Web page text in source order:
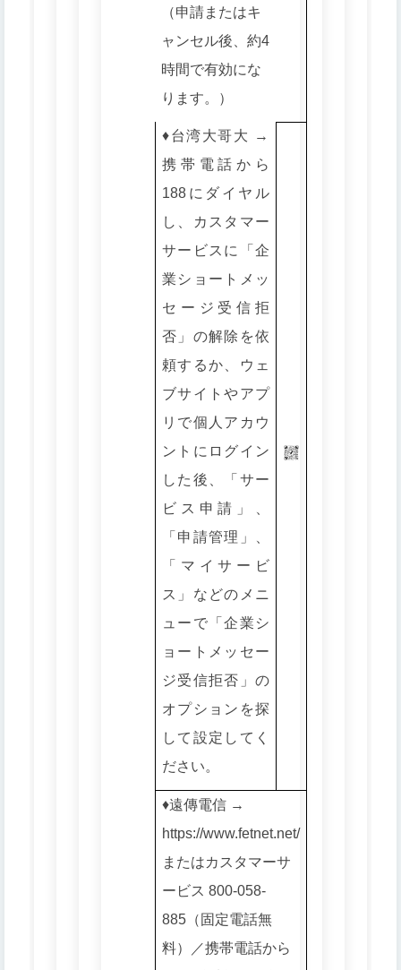
（申請またはキ
ャンセル後、約4
時間で有効にな
ります。）
♦️台湾大哥大 →
携帯電話から
188にダイヤル
し、カスタマー
サービスに「企
業ショートメッ
セージ受信拒
否」の解除を依
頼するか、ウェ
ブサイトやアプ
リで個人アカウ
ントにログイン
した後、「サー
ビス申請」、
「申請管理」、
「マイサービ
ス」などのメニ
ューで「企業シ
ョートメッセー
ジ受信拒否」の
オプションを探
して設定してく
ださい。
♦️遠傳電信 →
https://www.fetnet.net/
またはカスタマーサ
ービス 800-058-
885（固定電話無
料）／携帯電話から